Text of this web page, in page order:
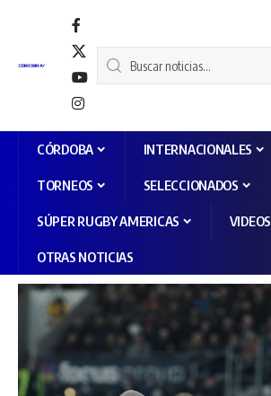
CÓRDOBA INTERNACIONALES
TORNEOS SELECCIONADOS
SÚPER RUGBY AMERICAS VIDEOS
OTRAS NOTICIAS